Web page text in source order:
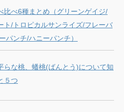
比べ6種まとめ（グリーンゲイジ/
ト/トロピカルサンライズ/フレーバ
パンチ/ハニーパンチ）
らな桃、蟠桃(ばんとう)について知
５つ